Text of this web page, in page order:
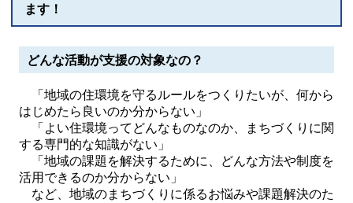
ます！
どんな活動が支援の対象なの？
「地域の住環境を守るルールをつくりたいが、何から
はじめたら良いのか分からない」
「よい住環境ってどんなものなのか、まちづくりに関
する専門的な知識がない」
「地域の課題を解決するために、どんな方法や制度を
活用できるのか分からない」
など、地域のまちづくりに係るお悩みや課題解決のた